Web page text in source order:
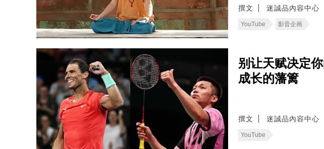
撰文 迷誠品內容中心
YouTube 影音企画
别让天赋决定
成长的藩篱
撰文 迷誠品內容中心
YouTube